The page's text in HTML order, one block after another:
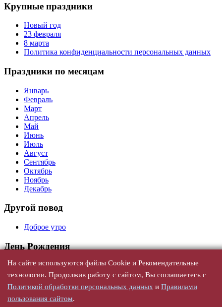
Крупные праздники
Новый год
23 февраля
8 марта
Политика конфиденциальности персональных данных
Праздники по месяцам
Январь
Февраль
Март
Апрель
Май
Июнь
Июль
Август
Сентябрь
Октябрь
Ноябрь
Декабрь
Другой повод
Доброе утро
День Рождения
Универсальные
С юбилеем
По годам
По именам, женщине
По именам, мужчине
На сайте используются файлы Cookie и Рекомендательные
технологии. Продолжив работу с сайтом, Вы соглашаетесь с
Политикой обработки персональных данных и Правилами
пользования сайтом.